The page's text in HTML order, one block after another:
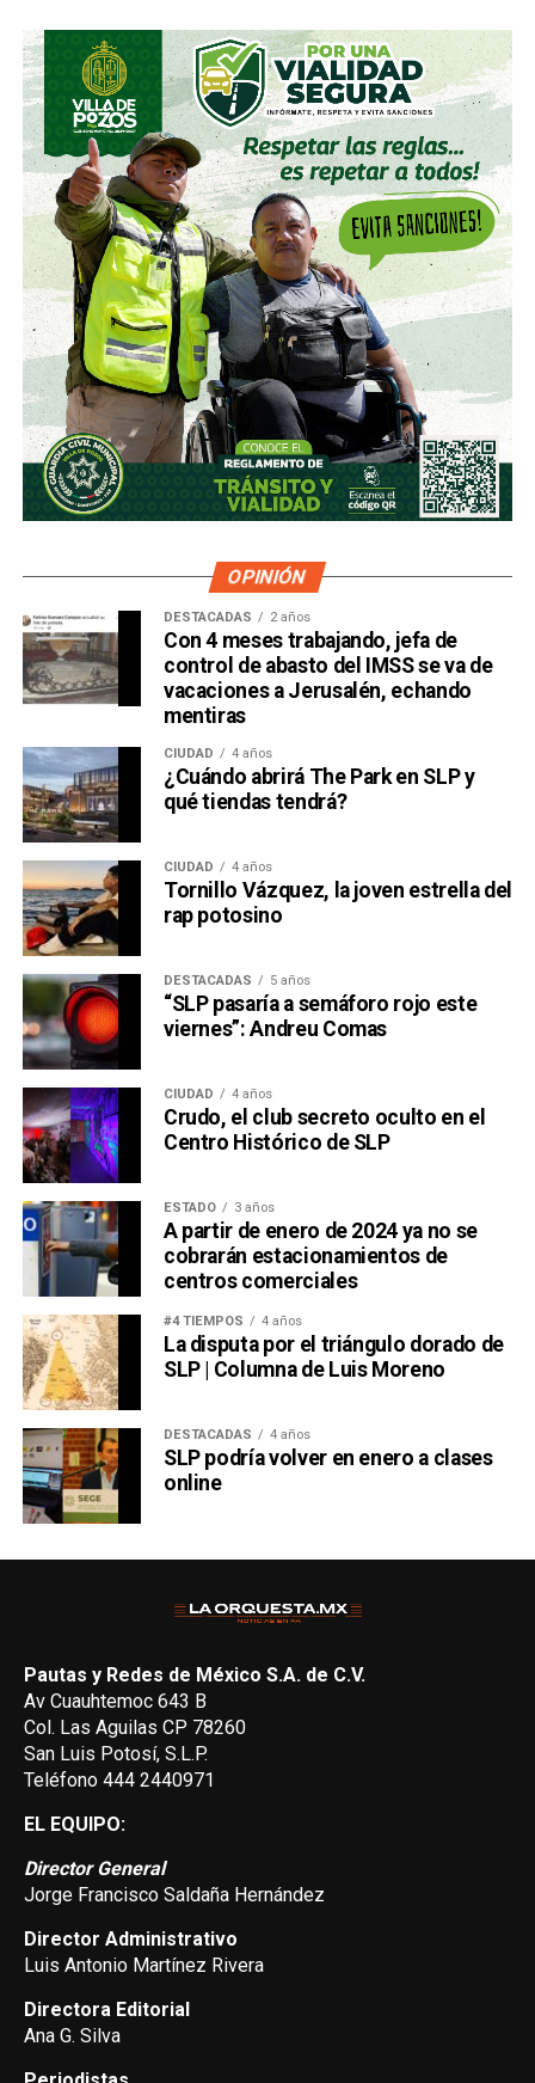
OPINIÓN
DESTACADAS 2 años
Con 4 meses trabajando, jefa de
control de abasto del IMSS se va de
vacaciones a Jerusalén, echando
mentiras
CIUDAD 4 años
¿Cuándo abrirá The Park en SLP y
qué tiendas tendrá?
CIUDAD 4 años
Tornillo Vázquez, la joven estrella del
rap potosino
DESTACADAS 5 años
“SLP pasaría a semáforo rojo este
viernes”: Andreu Comas
CIUDAD 4 años
Crudo, el club secreto oculto en el
Centro Histórico de SLP
ESTADO 3 años
A partir de enero de 2024 ya no se
cobrarán estacionamientos de
centros comerciales
#4 TIEMPOS 4 años
La disputa por el triángulo dorado de
SLP | Columna de Luis Moreno
DESTACADAS 4 años
SLP podría volver en enero a clases
online
Pautas y Redes de México S.A. de C.V.
Av Cuauhtemoc 643 B
Col. Las Aguilas CP 78260
San Luis Potosí, S.L.P.
Teléfono 444 2440971
EL EQUIPO:
Director General
Jorge Francisco Saldaña Hernández
Director Administrativo
Luis Antonio Martínez Rivera
Directora Editorial
Ana G. Silva